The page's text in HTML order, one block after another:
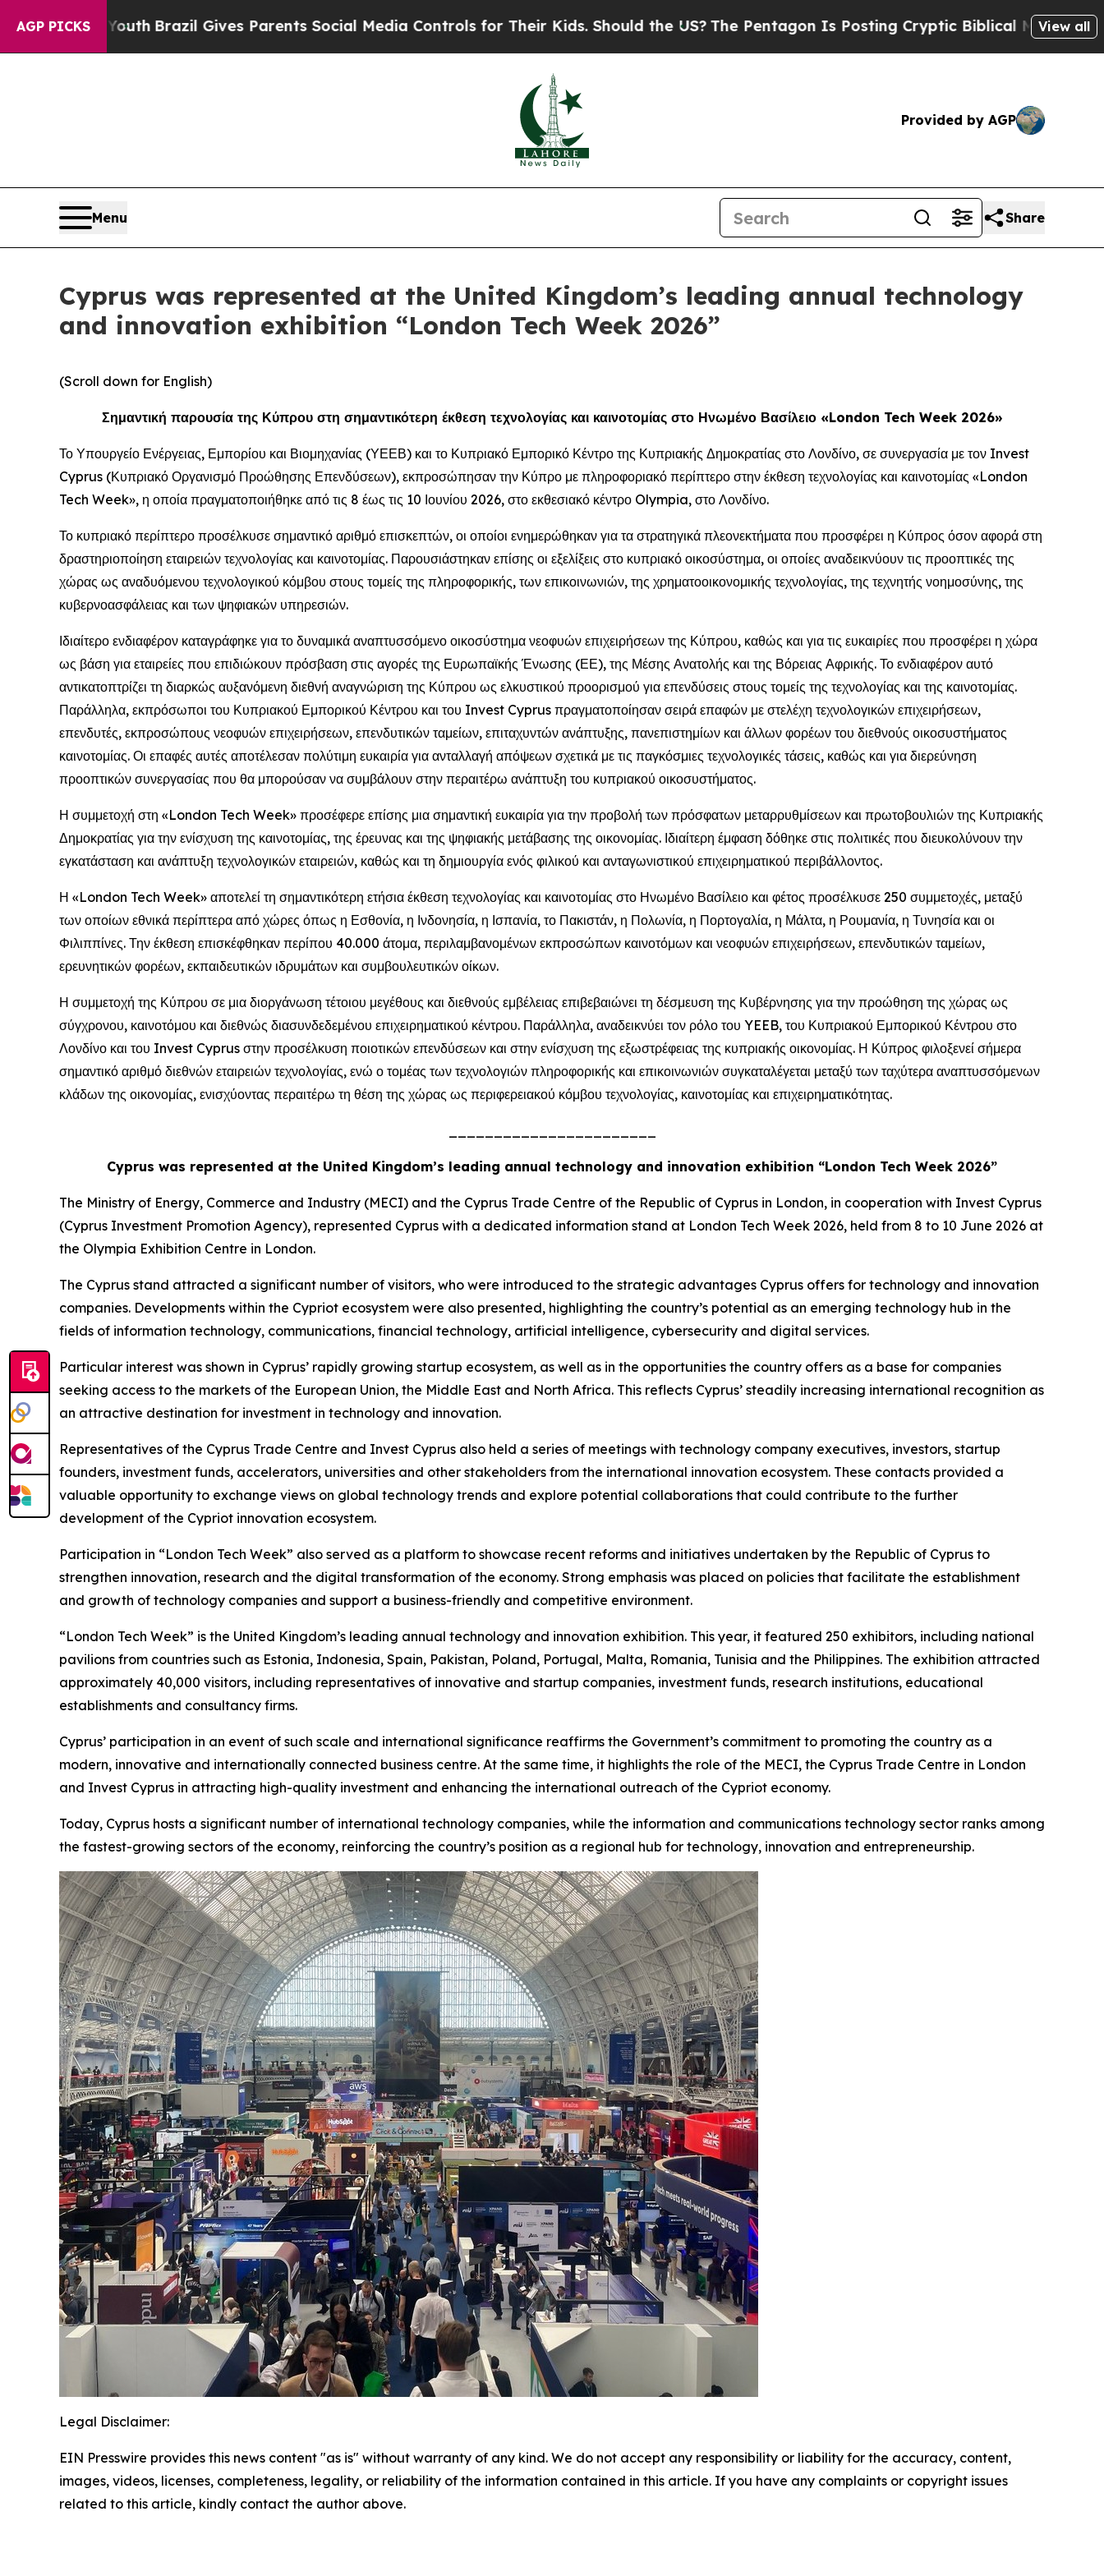
AGP PICKS
Brazil Gives Parents Social Media Controls for Their Kids. Should the US?The Pentagon Is Posting Cryptic Biblical Messages on SocialView all
Provided by AGP
Menu Share
Cyprus was represented at the United Kingdom’s leading annual technology
and innovation exhibition “London Tech Week 2026”
(Scroll down for English)
Σημαντική παρουσία της Κύπρου στη σημαντικότερη έκθεση τεχνολογίας και καινοτομίας στο Ηνωμένο Βασίλειο «London Tech Week 2026»
Το Υπουργείο Ενέργειας, Εμπορίου και Βιομηχανίας (ΥΕΕΒ) και το Κυπριακό Εμπορικό Κέντρο της Κυπριακής Δημοκρατίας στο Λονδίνο, σε συνεργασία με τον Invest
Cyprus (Κυπριακό Οργανισμό Προώθησης Επενδύσεων), εκπροσώπησαν την Κύπρο με πληροφοριακό περίπτερο στην έκθεση τεχνολογίας και καινοτομίας «London
Tech Week», η οποία πραγματοποιήθηκε από τις 8 έως τις 10 Ιουνίου 2026, στο εκθεσιακό κέντρο Olympia, στο Λονδίνο.
Το κυπριακό περίπτερο προσέλκυσε σημαντικό αριθμό επισκεπτών, οι οποίοι ενημερώθηκαν για τα στρατηγικά πλεονεκτήματα που προσφέρει η Κύπρος όσον αφορά στη
δραστηριοποίηση εταιρειών τεχνολογίας και καινοτομίας. Παρουσιάστηκαν επίσης οι εξελίξεις στο κυπριακό οικοσύστημα, οι οποίες αναδεικνύουν τις προοπτικές της
χώρας ως αναδυόμενου τεχνολογικού κόμβου στους τομείς της πληροφορικής, των επικοινωνιών, της χρηματοοικονομικής τεχνολογίας, της τεχνητής νοημοσύνης, της
κυβερνοασφάλειας και των ψηφιακών υπηρεσιών.
Ιδιαίτερο ενδιαφέρον καταγράφηκε για το δυναμικά αναπτυσσόμενο οικοσύστημα νεοφυών επιχειρήσεων της Κύπρου, καθώς και για τις ευκαιρίες που προσφέρει η χώρα
ως βάση για εταιρείες που επιδιώκουν πρόσβαση στις αγορές της Ευρωπαϊκής Ένωσης (ΕΕ), της Μέσης Ανατολής και της Βόρειας Αφρικής. Το ενδιαφέρον αυτό
αντικατοπτρίζει τη διαρκώς αυξανόμενη διεθνή αναγνώριση της Κύπρου ως ελκυστικού προορισμού για επενδύσεις στους τομείς της τεχνολογίας και της καινοτομίας.
Παράλληλα, εκπρόσωποι του Κυπριακού Εμπορικού Κέντρου και του Invest Cyprus πραγματοποίησαν σειρά επαφών με στελέχη τεχνολογικών επιχειρήσεων,
επενδυτές, εκπροσώπους νεοφυών επιχειρήσεων, επενδυτικών ταμείων, επιταχυντών ανάπτυξης, πανεπιστημίων και άλλων φορέων του διεθνούς οικοσυστήματος
καινοτομίας. Οι επαφές αυτές αποτέλεσαν πολύτιμη ευκαιρία για ανταλλαγή απόψεων σχετικά με τις παγκόσμιες τεχνολογικές τάσεις, καθώς και για διερεύνηση
προοπτικών συνεργασίας που θα μπορούσαν να συμβάλουν στην περαιτέρω ανάπτυξη του κυπριακού οικοσυστήματος.
Η συμμετοχή στη «London Tech Week» προσέφερε επίσης μια σημαντική ευκαιρία για την προβολή των πρόσφατων μεταρρυθμίσεων και πρωτοβουλιών της Κυπριακής
Δημοκρατίας για την ενίσχυση της καινοτομίας, της έρευνας και της ψηφιακής μετάβασης της οικονομίας. Ιδιαίτερη έμφαση δόθηκε στις πολιτικές που διευκολύνουν την
εγκατάσταση και ανάπτυξη τεχνολογικών εταιρειών, καθώς και τη δημιουργία ενός φιλικού και ανταγωνιστικού επιχειρηματικού περιβάλλοντος.
Η «London Tech Week» αποτελεί τη σημαντικότερη ετήσια έκθεση τεχνολογίας και καινοτομίας στο Ηνωμένο Βασίλειο και φέτος προσέλκυσε 250 συμμετοχές, μεταξύ
των οποίων εθνικά περίπτερα από χώρες όπως η Εσθονία, η Ινδονησία, η Ισπανία, το Πακιστάν, η Πολωνία, η Πορτογαλία, η Μάλτα, η Ρουμανία, η Τυνησία και οι
Φιλιππίνες. Την έκθεση επισκέφθηκαν περίπου 40.000 άτομα, περιλαμβανομένων εκπροσώπων καινοτόμων και νεοφυών επιχειρήσεων, επενδυτικών ταμείων,
ερευνητικών φορέων, εκπαιδευτικών ιδρυμάτων και συμβουλευτικών οίκων.
Η συμμετοχή της Κύπρου σε μια διοργάνωση τέτοιου μεγέθους και διεθνούς εμβέλειας επιβεβαιώνει τη δέσμευση της Κυβέρνησης για την προώθηση της χώρας ως
σύγχρονου, καινοτόμου και διεθνώς διασυνδεδεμένου επιχειρηματικού κέντρου. Παράλληλα, αναδεικνύει τον ρόλο του YEEB, του Κυπριακού Εμπορικού Κέντρου στο
Λονδίνο και του Invest Cyprus στην προσέλκυση ποιοτικών επενδύσεων και στην ενίσχυση της εξωστρέφειας της κυπριακής οικονομίας. Η Κύπρος φιλοξενεί σήμερα
σημαντικό αριθμό διεθνών εταιρειών τεχνολογίας, ενώ ο τομέας των τεχνολογιών πληροφορικής και επικοινωνιών συγκαταλέγεται μεταξύ των ταχύτερα αναπτυσσόμενων
κλάδων της οικονομίας, ενισχύοντας περαιτέρω τη θέση της χώρας ως περιφερειακού κόμβου τεχνολογίας, καινοτομίας και επιχειρηματικότητας.
Cyprus was represented at the United Kingdom’s leading annual technology and innovation exhibition “London Tech Week 2026”
The Ministry of Energy, Commerce and Industry (MECI) and the Cyprus Trade Centre of the Republic of Cyprus in London, in cooperation with Invest Cyprus
(Cyprus Investment Promotion Agency), represented Cyprus with a dedicated information stand at London Tech Week 2026, held from 8 to 10 June 2026 at
the Olympia Exhibition Centre in London.
The Cyprus stand attracted a significant number of visitors, who were introduced to the strategic advantages Cyprus offers for technology and innovation
companies. Developments within the Cypriot ecosystem were also presented, highlighting the country’s potential as an emerging technology hub in the
fields of information technology, communications, financial technology, artificial intelligence, cybersecurity and digital services.
Particular interest was shown in Cyprus’ rapidly growing startup ecosystem, as well as in the opportunities the country offers as a base for companies
seeking access to the markets of the European Union, the Middle East and North Africa. This reflects Cyprus’ steadily increasing international recognition as
an attractive destination for investment in technology and innovation.
Representatives of the Cyprus Trade Centre and Invest Cyprus also held a series of meetings with technology company executives, investors, startup
founders, investment funds, accelerators, universities and other stakeholders from the international innovation ecosystem. These contacts provided a
valuable opportunity to exchange views on global technology trends and explore potential collaborations that could contribute to the further
development of the Cypriot innovation ecosystem.
Participation in “London Tech Week” also served as a platform to showcase recent reforms and initiatives undertaken by the Republic of Cyprus to
strengthen innovation, research and the digital transformation of the economy. Strong emphasis was placed on policies that facilitate the establishment
and growth of technology companies and support a business-friendly and competitive environment.
“London Tech Week” is the United Kingdom’s leading annual technology and innovation exhibition. This year, it featured 250 exhibitors, including national
pavilions from countries such as Estonia, Indonesia, Spain, Pakistan, Poland, Portugal, Malta, Romania, Tunisia and the Philippines. The exhibition attracted
approximately 40,000 visitors, including representatives of innovative and startup companies, investment funds, research institutions, educational
establishments and consultancy firms.
Cyprus’ participation in an event of such scale and international significance reaffirms the Government’s commitment to promoting the country as a
modern, innovative and internationally connected business centre. At the same time, it highlights the role of the MECI, the Cyprus Trade Centre in London
and Invest Cyprus in attracting high-quality investment and enhancing the international outreach of the Cypriot economy.
Today, Cyprus hosts a significant number of international technology companies, while the information and communications technology sector ranks among
the fastest-growing sectors of the economy, reinforcing the country’s position as a regional hub for technology, innovation and entrepreneurship.
Legal Disclaimer:
EIN Presswire provides this news content "as is" without warranty of any kind. We do not accept any responsibility or liability for the accuracy, content,
images, videos, licenses, completeness, legality, or reliability of the information contained in this article. If you have any complaints or copyright issues
related to this article, kindly contact the author above.